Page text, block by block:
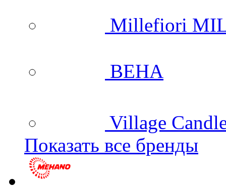
Millefiori
BEHA
Village
Показать все бренды